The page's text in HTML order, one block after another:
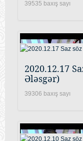
39535 baxış sayı
2020.12.17
Ələsgər)
39306 baxış sayı